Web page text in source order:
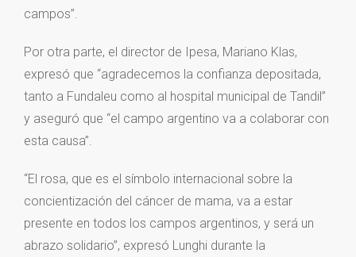
campos”.
Por otra parte, el director de Ipesa, Mariano Klas,
expresó que “agradecemos la confianza depositada,
tanto a Fundaleu como al hospital municipal de Tandil”
y aseguró que “el campo argentino va a colaborar con
esta causa”.
“El rosa, que es el símbolo internacional sobre la
concientización del cáncer de mama, va a estar
presente en todos los campos argentinos, y será un
abrazo solidario”, expresó Lunghi durante la